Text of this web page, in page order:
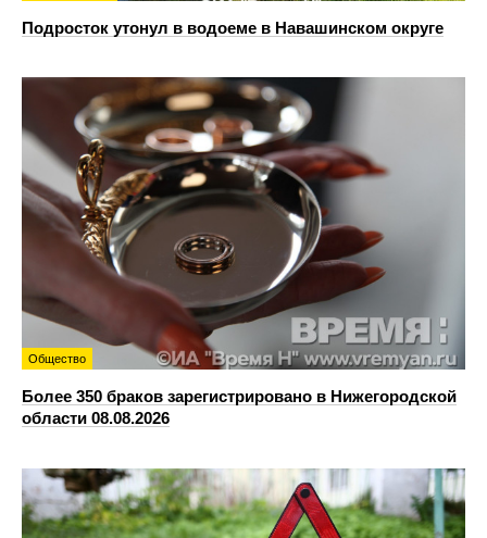
Подросток утонул в водоеме в Навашинском округе
Общество
Более 350 браков зарегистрировано в Нижегородской
области 08.08.2026